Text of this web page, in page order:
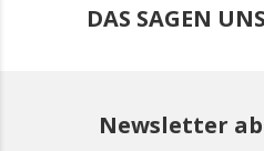
DAS SAGEN
Newsletter